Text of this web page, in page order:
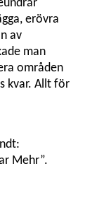
erövra
av
man
områden
kvar. Allt för
Mehr”.